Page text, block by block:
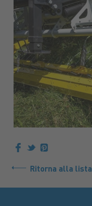
Ritorna alla lista